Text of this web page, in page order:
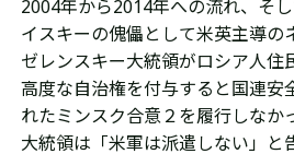
2004年から2014年への流れ、そ
イスキーの傀儡として米英主導の
ゼレンスキー大統領がロシア人住
高度な自治権を付与すると国連安
れたミンスク合意２を履行しなか
大統領は「米軍は派遣しない」と